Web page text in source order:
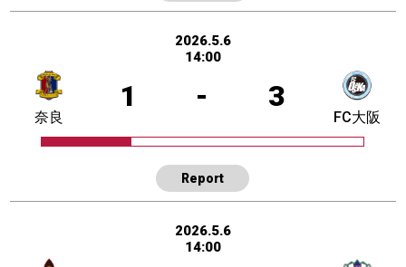
2026.5.6
14:00
1 - 3
奈良 FC大阪
Report
2026.5.6
14:00